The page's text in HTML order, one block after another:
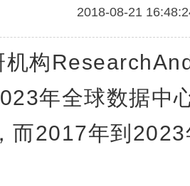
2018-08-21
机构
年全球数据中
而2017年到